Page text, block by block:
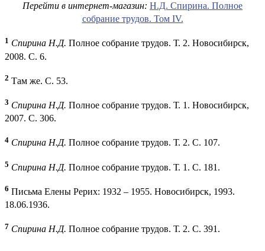
Перейти в интернет-магазин: Н.Д. Спирина. Полное
собрание трудов. Том IV.
1 Спирина Н.Д. Полное собрание трудов. Т. 2. Новосибирск,
2008. С. 6.
2 Там же. С. 53.
3 Спирина Н.Д. Полное собрание трудов. Т. 1. Новосибирск,
2007. С. 306.
4 Спирина Н.Д. Полное собрание трудов. Т. 2. С. 107.
5 Спирина Н.Д. Полное собрание трудов. Т. 1. С. 181.
6 Письма Елены Рерих: 1932 – 1955. Новосибирск, 1993.
18.06.1936.
7 Спирина Н.Д. Полное собрание трудов. Т. 2. С. 391.